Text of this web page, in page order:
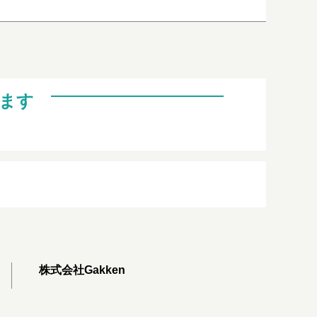
す
株式会社Gakken